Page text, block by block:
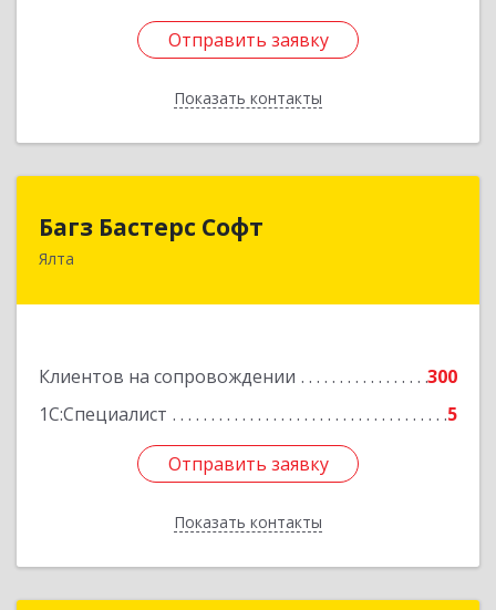
Отправить заявку
Показать контакты
Отправить заявку
Назад
Багз Бастерс Софт
Ялта
Клиентов на сопровождении
300
1С:Специалист
5
Отправить заявку
Показать контакты
Багз Бастерс Софт
298603, Крым Респ, Ялта г, Свердлова ул, дом №
Отправить заявку
Назад